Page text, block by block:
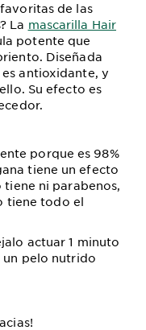
de las
La mascarilla Hair
potente que
Diseñada
antioxidante, y
Su efecto es
porque es 98%
tiene un efecto
ni parabenos,
tiene todo el
actuar 1 minuto
un pelo nutrido